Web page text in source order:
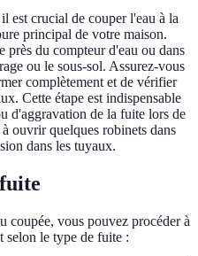
est crucial de couper l'eau à la
principal de votre maison.
près du compteur d'eau ou dans
ou le sous-sol. Assurez-vous
complètement et de vérifier
Cette étape est indispensable
d'aggravation de la fuite lors de
ouvrir quelques robinets dans
dans les tuyaux.
coupée, vous pouvez procéder à
selon le type de fuite :